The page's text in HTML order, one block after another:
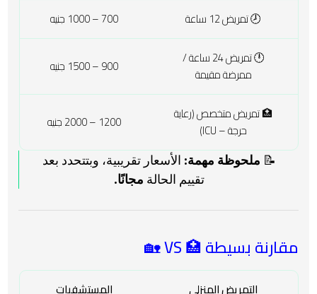
🕗 تمريض 12 ساعة
700 – 1000 جنيه
🕛 تمريض 24 ساعة /
ممرضة مقيمة
900 – 1500 جنيه
🏥 تمريض متخصص (رعاية
حرجة – ICU)
1200 – 2000 جنيه
📝 ملحوظة مهمة: الأسعار تقريبية، وبتتحدد بعد
تقييم الحالة مجانًا.
مقارنة بسيطة 🏥 VS 🏡
التمريض المنزلي المستشفيات